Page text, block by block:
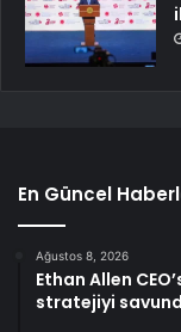
En Güncel
Ağustos 8, 2026
Ethan Allen
stratejiyi